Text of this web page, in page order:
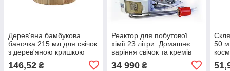
Дерев'яна бамбукова
баночка 215 мл для свічок
з дерев'яною кришкою
146,52 ₴
Реактор для побутової
хімії 23 літри. Домашнє
варіння свічок та кремів
34 990₴
50